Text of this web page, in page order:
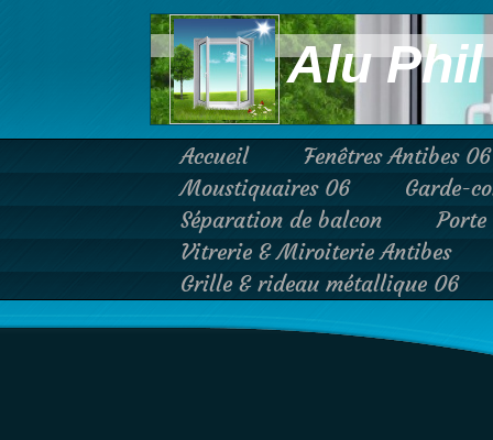
Alu
Accueil
Fenêtres Antibes 06
Moustiquaires 06
Garde-
Séparation de balcon
Vitrerie & Miroiterie Antibes
Grille & rideau métallique 06